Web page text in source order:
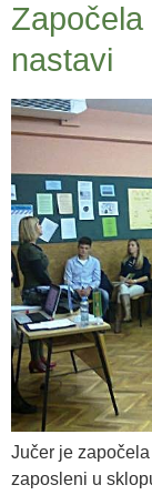
nastavi
Jučer je
zaposleni u